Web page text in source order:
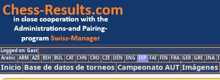
Logged on: Gast
Arabic ARM AZE BIH BUL CAT CHN CRO CZE DEN ENG ESP FAI FIN FRA GER GRE INA
Inicio Base de datos de torneos Campeonato AUT Imágenes